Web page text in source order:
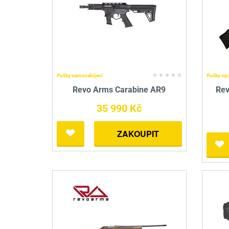
Příslušenství pro
Brokovnice
Pistole
Příslušenství pro
Mačety a sekery
Praky
Obranné prostředky Obranné spreje
Pušky samonabíjecí
Revo Arms Carabine AR9
35 990 Kč
ZAKOUPIT
Pušky